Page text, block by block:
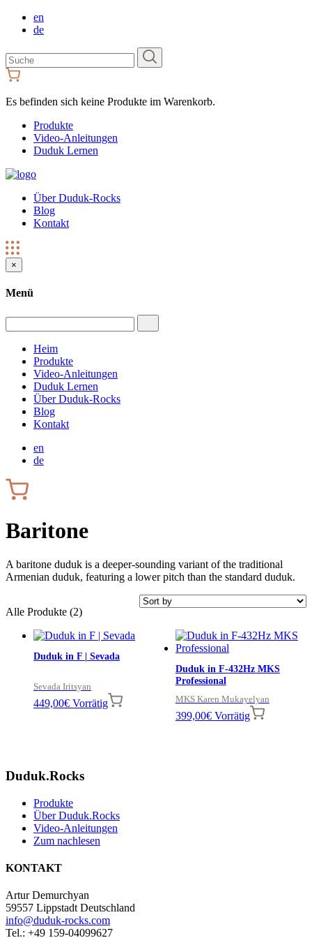
en
de
Suchen
Sie
nach:
Es befinden sich keine Produkte im Warenkorb.
Produkte
Video-Anleitungen
Duduk Lernen
Über Duduk-Rocks
Blog
Kontakt
×
Menü
Heim
Produkte
Video-Anleitungen
Duduk Lernen
Über Duduk-Rocks
Blog
Kontakt
en
de
Baritone
A baritone duduk is a deeper-sounding variant of the traditional
Armenian duduk, featuring a lower pitch than the standard duduk.
Alle Produkte (2)
Duduk in F | Sevada
Sevada Iritsyan
449,00€ Vorrätig
Duduk in F-432Hz MKS
Professional
MKS Karen Mukayelyan
399,00€ Vorrätig
Duduk.Rocks
Produkte
Über Duduk.Rocks
Video-Anleitungen
Zum nachlesen
KONTAKT
Artur Demurchyan
59557 Lippstadt Deutschland
info@duduk-rocks.com
Tel.: +49 159-04099627